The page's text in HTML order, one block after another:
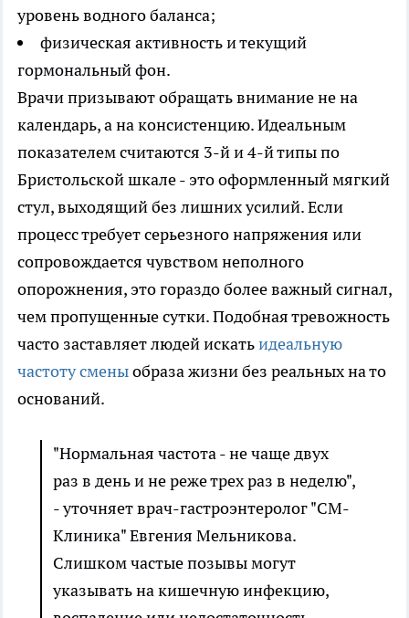
уровень водного баланса;
физическая активность и текущий
гормональный фон.
Врачи призывают обращать внимание не на
календарь, а на консистенцию. Идеальным
показателем считаются 3-й и 4-й типы по
Бристольской шкале - это оформленный мягкий
стул, выходящий без лишних усилий. Если
процесс требует серьезного напряжения или
сопровождается чувством неполного
опорожнения, это гораздо более важный сигнал,
чем пропущенные сутки. Подобная тревожность
часто заставляет людей искатьидеальную
частоту сменыобраза жизни без реальных на то
оснований.
"Нормальная частота - не чаще двух
раз в день и не реже трех раз в неделю",
- уточняет врач-гастроэнтеролог "СМ-
Клиника" Евгения Мельникова.
Слишком частые позывы могут
указывать на кишечную инфекцию,